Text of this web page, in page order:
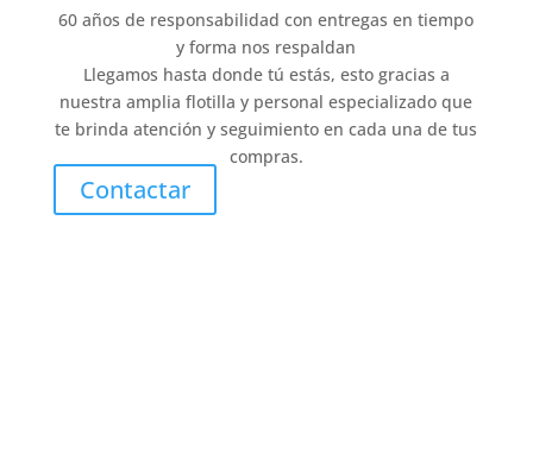
60 años de responsabilidad con entregas en tiempo
y forma nos respaldan
Llegamos hasta donde tú estás, esto gracias a
nuestra amplia flotilla y personal especializado que
te brinda atención y seguimiento en cada una de tus
compras.
Contactar